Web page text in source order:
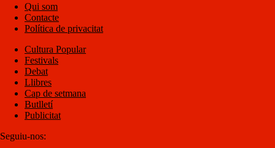
Qui som
Contacte
Política de privacitat
Cultura Popular
Festivals
Debat
Llibres
Cap de setmana
Butlletí
Publicitat
Seguiu-nos: